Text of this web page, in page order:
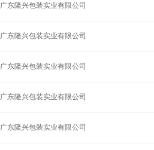
广东隆兴包装实业有限公司
广东隆兴包装实业有限公司
广东隆兴包装实业有限公司
广东隆兴包装实业有限公司
广东隆兴包装实业有限公司